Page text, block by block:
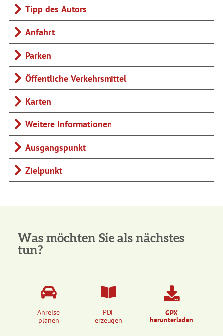
Tipp des Autors
Anfahrt
Parken
Öffentliche Verkehrsmittel
Karten
Weitere Informationen
Ausgangspunkt
Zielpunkt
Was möchten Sie als nächstes
tun?
Anreise
planen
PDF
erzeugen
GPX
herunterladen